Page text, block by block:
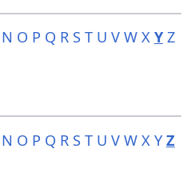
N O P Q R S T U V W X Y Z
N O P Q R S T U V W X Y Z